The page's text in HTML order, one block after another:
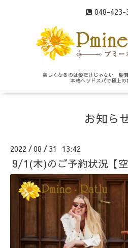
048-423-
美しくなるのは髪だけじゃない 髪質
本格ヘッドスパで極上の
お知ら
2022 /08 /31 13:42
9/1(木)のご予約状況【空